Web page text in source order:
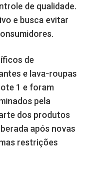
de qualidade.
e busca evitar
de
e lava-roupas
1 e foram
pela
dos produtos
após novas
restrições